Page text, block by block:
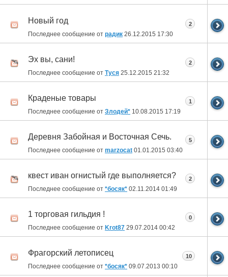
Новый год
Последнее сообщение от радик 26.12.2015 17:30
2
Эх вы, сани!
Последнее сообщение от Туся 25.12.2015 21:32
2
Краденые товары
Последнее сообщение от Злодей* 10.08.2015 17:19
1
Деревня Забойная и Восточная Сечь.
Последнее сообщение от marzocat 01.01.2015 03:40
5
квест иван огнистый где выполняется?
Последнее сообщение от *босяк* 02.11.2014 01:49
2
1 торговая гильдия !
Последнее сообщение от Krot87 29.07.2014 00:42
0
Фрагорский летописец
Последнее сообщение от *босяк* 09.07.2013 00:10
10